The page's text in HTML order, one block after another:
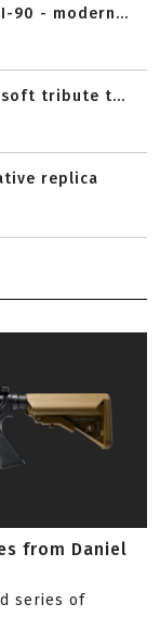
90 - modern...
tribute t...
replica
from Daniel
series of